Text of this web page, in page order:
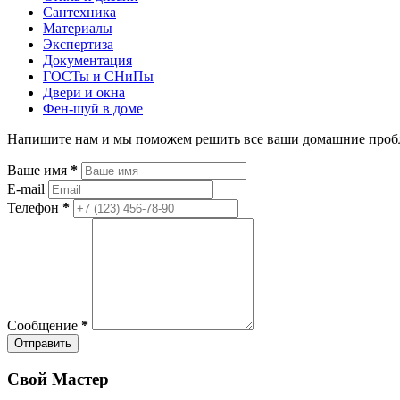
Сантехника
Материалы
Экспертиза
Документация
ГОСТы и СНиПы
Двери и окна
Фен-шуй в доме
Напишите нам и мы поможем решить все ваши домашние
Ваше имя *
E-mail
Телефон *
Сообщение *
Отправить
Свой Мастер